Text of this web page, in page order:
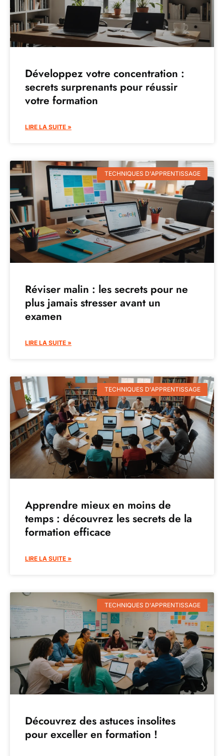
Développez votre concentration :
secrets surprenants pour réussir
votre formation
LIRE LA SUITE »
TECHNIQUES D'APPRENTISSAGE
Réviser malin : les secrets pour ne
plus jamais stresser avant un
examen
LIRE LA SUITE »
TECHNIQUES D'APPRENTISSAGE
Apprendre mieux en moins de
temps : découvrez les secrets de la
formation efficace
LIRE LA SUITE »
TECHNIQUES D'APPRENTISSAGE
Découvrez des astuces insolites
pour exceller en formation !